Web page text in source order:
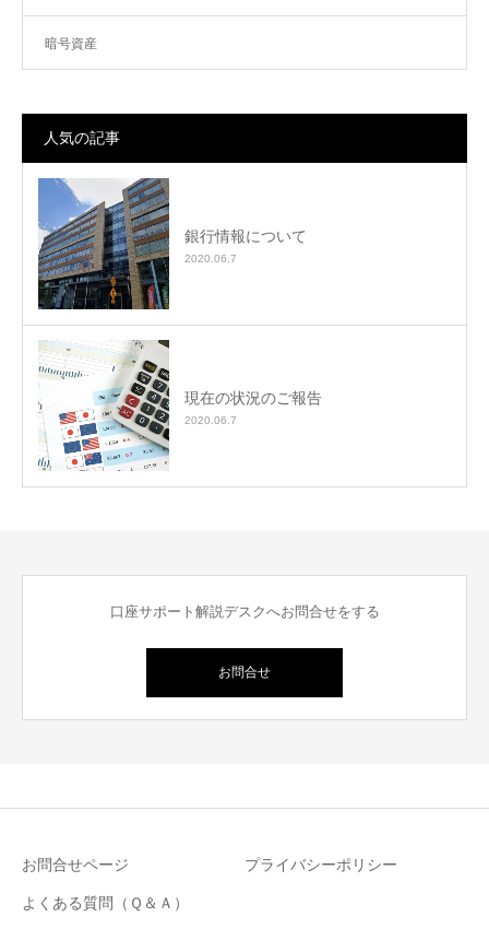
暗号資産
人気の記事
銀行情報について
2020.06.7
現在の状況のご報告
2020.06.7
口座サポート解説デスクへお問合せをする
お問合せ
お問合せページ プライバシーポリシー
よくある質問（Ｑ＆Ａ）